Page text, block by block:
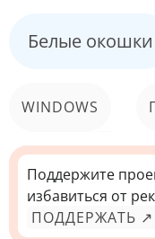
Белые окошки
WINDOWS
КОМПЬЮТЕР
Поддержите
избавиться от
ПОДДЕРЖАТЬ ↗